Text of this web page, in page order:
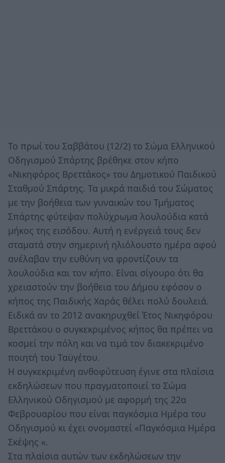
Το πρωί του Σαββάτου (12/2) το Σώμα Ελληνικού
Οδηγισμού Σπάρτης βρέθηκε στον κήπο
«Νικηφόρος Βρεττάκος» του Δημοτικού Παιδικού
Σταθμού Σπάρτης. Τα μικρά παιδιά του Σώματος
με την βοήθεια των γυναικών του Τμήματος
Σπάρτης φύτεψαν πολύχρωμα λουλούδια κατά
μήκος της εισόδου. Αυτή η ενέργειά τους δεν
σταματά στην σημερινή ηλιόλουστο ημέρα αφού
ανέλαβαν την ευθύνη να φροντίζουν τα
λουλούδια και τον κήπο. Είναι σίγουρο ότι θα
χρειαστούν την βοήθεια του Δήμου εφόσον ο
κήπος της Παιδικής Χαράς θέλει πολύ δουλειά.
Ειδικά αν το 2012 ανακηρυχθεί Έτος Νικηφόρου
Βρεττάκου ο συγκεκριμένος κήπος θα πρέπει να
κοσμεί την πόλη και να τιμά τον διακεκριμένο
ποιητή του Ταϋγέτου.
Η συγκεκριμένη ανθοφύτευση έγινε στα πλαίσια
εκδηλώσεων που πραγματοποιεί το Σώμα
Ελληνικού Οδηγισμού με αφορμή της 22α
Φεβρουαρίου που είναι παγκόσμια Ημέρα του
Οδηγισμού κι έχει ονομαστεί «Παγκόσμια Ημέρα
Σκέψης «.
Στα πλαίσια αυτών των εκδηλώσεων την